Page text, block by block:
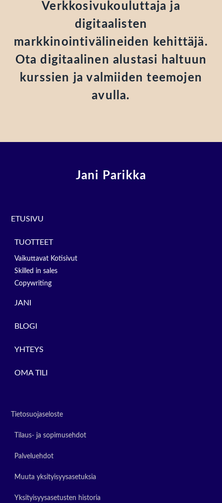
Verkkosivukouluttaja ja
digitaalisten
markkinointivälineiden kehittäjä.
Ota digitaalinen alustasi haltuun
kurssien ja valmiiden teemojen
avulla.
Jani Parikka
ETUSIVU
TUOTTEET
Vaikuttavat Kotisivut
Skilled in sales
Copywriting
JANI
BLOGI
YHTEYS
OMA TILI
Tietosuojaseloste
Tilaus- ja sopimusehdot
Palveluehdot
Muuta yksityisyysasetuksia
Yksityisyysasetusten historia